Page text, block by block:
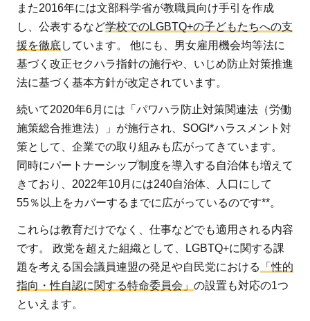
また2016年には文部科学省が教職員向け手引を作成
し、公表するなど学校でのLGBTQ+の子どもたちへの支
援を徹底しています。 他にも、男女雇用機会均等法に
基づく改正セクハラ指針の施行や、いじめ防止対策推進
法に基づく基本方針が改定されています。
続いて2020年6月には「パワハラ防止対策関連法（労働
施策総合推進法）」が施行され、SOGI*ハラスメント対
策として、企業での取り組みも広がってきています。
同時にパートナーシップ制度を導入する自治体も増えて
きており、2022年10月には240自治体、人口にして
55％以上をカバーするまでに広がっているのです**。
これらは教育だけでなく、仕事などでも適用される内容
です。 政党を超えた組織として、LGBTQ+に関する課
題を考える国会議員連盟の発足や自民党における
「性的
指向・性自認に関する特命委員会」 の設置も対応の1つ
といえます。